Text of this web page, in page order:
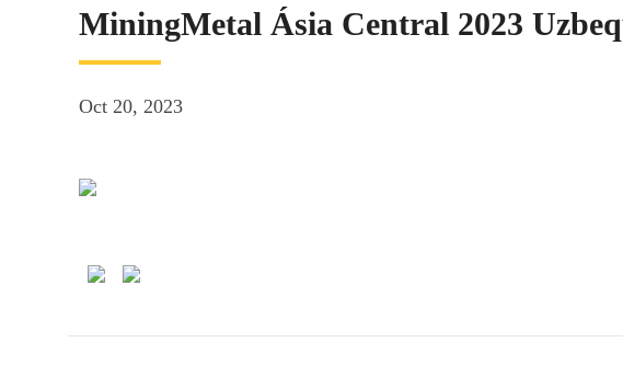
MiningMetal Ásia Central 2023
Oct 20, 2023